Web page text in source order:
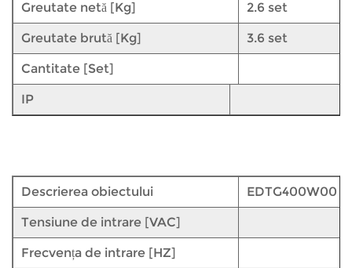
Greutate netă [Kg] 2.6 set
Greutate brută [Kg] 3.6 set
Cantitate [Set]
IP
Descrierea obiectului EDTG400W00
Tensiune de intrare [VAC]
Frecvența de intrare [HZ]